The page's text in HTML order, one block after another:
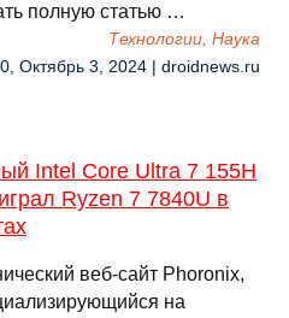
полную статью …
Технологии, Наука
Октябрь 3, 2024 | droidnews.ru
Intel Core Ultra 7 155H
Ryzen 7 7840U в
веб-сайт Phoronix,
на